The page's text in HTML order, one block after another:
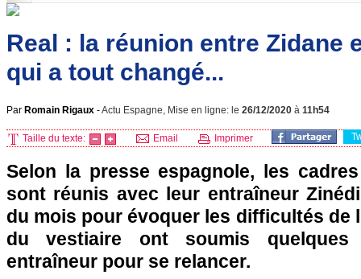
Real : la réunion entre Zidane
qui a tout changé...
Par Romain Rigaux -Actu Espagne, Mise en ligne: le 26/12/2020 à 11h54
Taille du texte: Email Imprimer
Selon la presse espagnole, les
sont réunis avec leur entraîneur
du mois pour évoquer les difficultés de
du vestiaire ont soumis
entraîneur pour se relancer.